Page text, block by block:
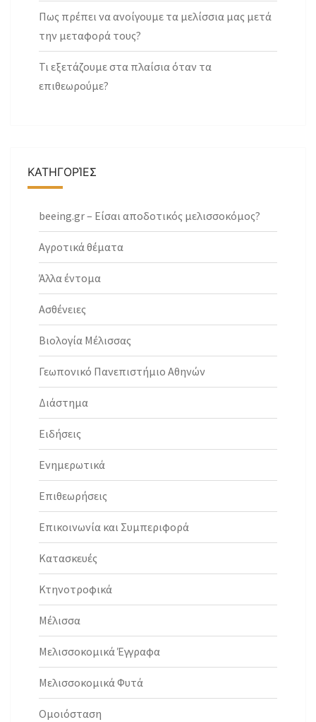
Πως πρέπει να ανοίγουμε τα μελίσσια μας μετά
την μεταφορά τους?
Τι εξετάζουμε στα πλαίσια όταν τα
επιθεωρούμε?
ΚΑΤΗΓΟΡΊΕΣ
beeing.gr – Είσαι αποδοτικός μελισσοκόμος?
Αγροτικά θέματα
Άλλα έντομα
Ασθένειες
Βιολογία Μέλισσας
Γεωπονικό Πανεπιστήμιο Αθηνών
Διάστημα
Ειδήσεις
Ενημερωτικά
Επιθεωρήσεις
Επικοινωνία και Συμπεριφορά
Κατασκευές
Κτηνοτροφικά
Μέλισσα
Μελισσοκομικά Έγγραφα
Μελισσοκομικά Φυτά
Ομοιόσταση